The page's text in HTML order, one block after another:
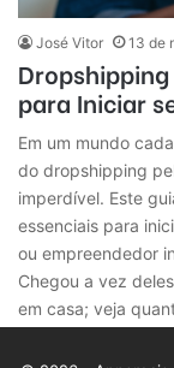
José Vitor 13 de
para Iniciar
Em um mundo
do dropshipping
imperdível. Este
essenciais para
ou empreendedor
Chegou a vez
em casa; veja